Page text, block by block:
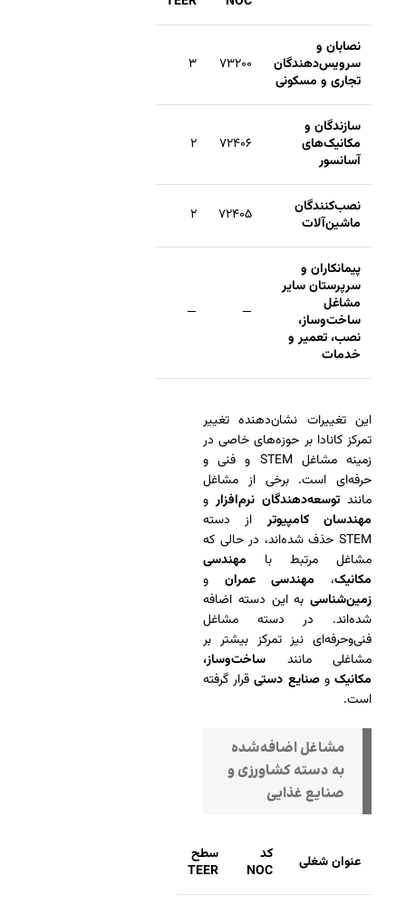
نصابان و
سرویس‌دهندگان
تجاری و مسکونی
۷۳۲۰۰ ۳
سازندگان و
مکانیک‌های
آسانسور
۷۲۴۰۶ ۲
نصب‌کنندگان
ماشین‌آلات
۷۲۴۰۵ ۲
پیمانکاران و
سرپرستان سایر
مشاغل
ساخت‌وساز،
نصب، تعمیر و
خدمات
—
—
این تغییرات نشان‌دهنده تغییر
تمرکز کانادا بر حوزه‌های خاصی در
زمینه مشاغل STEM و فنی و
حرفه‌ای است. برخی از مشاغل
مانند توسعه‌دهندگان نرم‌افزار و
مهندسان کامپیوتراز دسته
STEM حذف شده‌اند، در حالی که
مشاغل مرتبط با مهندسی
مکانیک، مهندسی عمران و
زمین‌شناسی به این دسته اضافه
شده‌اند. در دسته مشاغل
فنی‌وحرفه‌ای نیز تمرکز بیشتر بر
مشاغلی مانند ساخت‌وساز،
مکانیکوصنایع دستیقرار گرفته
است.
مشاغل اضافه‌شده
به دسته کشاورزی و
صنایع غذایی
عنوان شغلی
کد
NOC
سطح
TEER